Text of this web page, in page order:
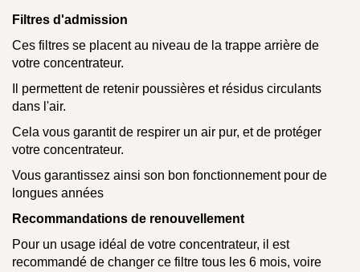
Filtres d'admission
Ces filtres se placent au niveau de la trappe arrière de
votre concentrateur.
Il permettent de retenir poussières et résidus circulants
dans l'air.
Cela vous garantit de respirer un air pur, et de protéger
votre concentrateur.
Vous garantissez ainsi son bon fonctionnement pour de
longues années
Recommandations de renouvellement
Pour un usage idéal de votre concentrateur, il est
recommandé de changer ce filtre tous les 6 mois, voire